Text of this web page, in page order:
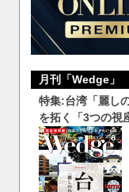
月刊「Wedge」
特集:台湾「麗し
を拓く「3つの視